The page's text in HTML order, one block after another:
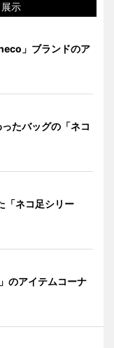
示
」ブランドのア
たバッグの「ネコ
「ネコ足シリー
のアイテムコーナ